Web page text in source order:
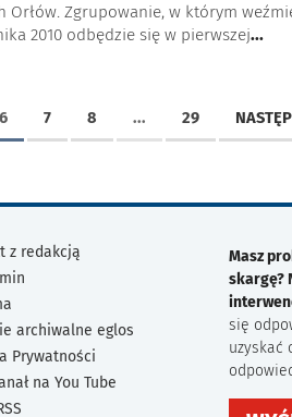
Orłów. Zgrupowanie, w którym
2010 odbędzie się w pierwszej...
6 7 8 ... 29
z redakcją
archiwalne eglos
Prywatności
na You Tube
Masz
skargę?
się
uzyskać